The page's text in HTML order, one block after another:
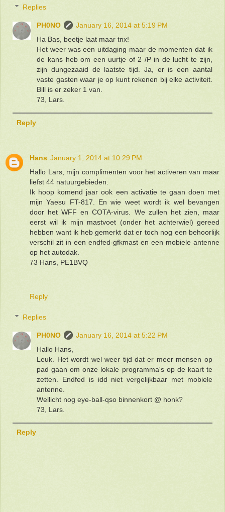
Replies
PH0NO
January 16, 2014 at 5:19 PM
Ha Bas, beetje laat maar tnx!
Het weer was een uitdaging maar de momenten dat ik
de kans heb om een uurtje of 2 /P in de lucht te zijn,
zijn dungezaaid de laatste tijd. Ja, er is een aantal
vaste gasten waar je op kunt rekenen bij elke activiteit.
Bill is er zeker 1 van.
73, Lars.
Reply
Hans January 1, 2014 at 10:29 PM
Hallo Lars, mijn complimenten voor het activeren van maar
liefst 44 natuurgebieden.
Ik hoop komend jaar ook een activatie te gaan doen met
mijn Yaesu FT-817. En wie weet wordt ik wel bevangen
door het WFF en COTA-virus. We zullen het zien, maar
eerst wil ik mijn mastvoet (onder het achterwiel) gereed
hebben want ik heb gemerkt dat er toch nog een behoorlijk
verschil zit in een endfed-gfkmast en een mobiele antenne
op het autodak.
73 Hans, PE1BVQ
Reply
Replies
PH0NO
January 16, 2014 at 5:22 PM
Hallo Hans,
Leuk. Het wordt wel weer tijd dat er meer mensen op
pad gaan om onze lokale programma's op de kaart te
zetten. Endfed is idd niet vergelijkbaar met mobiele
antenne.
Wellicht nog eye-ball-qso binnenkort @ honk?
73, Lars.
Reply